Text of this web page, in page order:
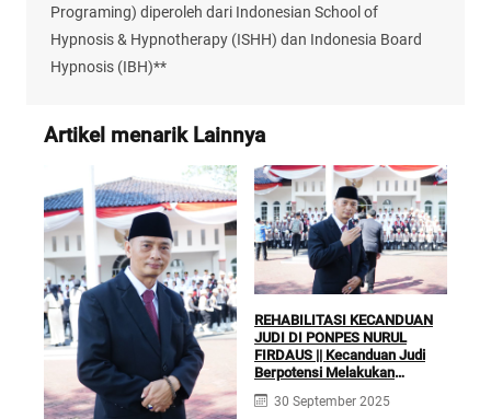
Programing) diperoleh dari Indonesian School of
Hypnosis & Hypnotherapy (ISHH) dan Indonesia Board
Hypnosis (IBH)**
Artikel menarik Lainnya
REHABILITASI KECANDUAN
JUDI DI PONPES NURUL
FIRDAUS || Kecanduan Judi
Berpotensi Melakukan
30 September 2025